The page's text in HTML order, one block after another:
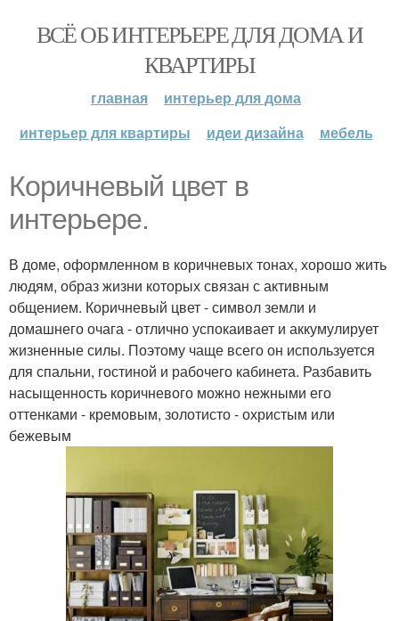
ВСЁ ОБ ИНТЕРЬЕРЕ ДЛЯ ДОМА И
КВАРТИРЫ
главная
интерьер для дома
интерьер для квартиры
идеи дизайна мебель
Коричневый цвет в
интерьере.
В доме, оформленном в коричневых тонах, хорошо жить
людям, образ жизни которых связан с активным
общением. Коричневый цвет - символ земли и
домашнего очага - отлично успокаивает и аккумулирует
жизненные силы. Поэтому чаще всего он используется
для спальни, гостиной и рабочего кабинета. Разбавить
насыщенность коричневого можно нежными его
оттенками - кремовым, золотисто - охристым или
бежевым